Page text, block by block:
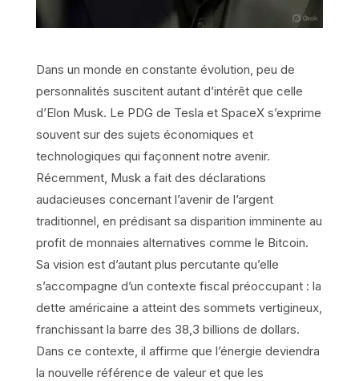
Dans un monde en constante évolution, peu de
personnalités suscitent autant d’intérêt que celle
d’Elon Musk. Le PDG de Tesla et SpaceX s’exprime
souvent sur des sujets économiques et
technologiques qui façonnent notre avenir.
Récemment, Musk a fait des déclarations
audacieuses concernant l’avenir de l’argent
traditionnel, en prédisant sa disparition imminente au
profit de monnaies alternatives comme le Bitcoin.
Sa vision est d’autant plus percutante qu’elle
s’accompagne d’un contexte fiscal préoccupant : la
dette américaine a atteint des sommets vertigineux,
franchissant la barre des 38,3 billions de dollars.
Dans ce contexte, il affirme que l’énergie deviendra
la nouvelle référence de valeur et que les